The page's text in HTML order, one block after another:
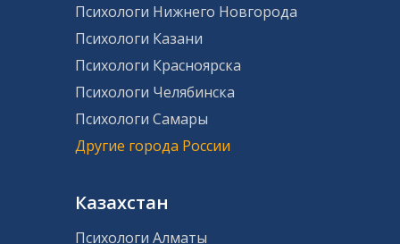
Психологи Нижнего Новгорода
Психологи Казани
Психологи Красноярска
Психологи Челябинска
Психологи Самары
Другие города России
Казахстан
Психологи Алматы